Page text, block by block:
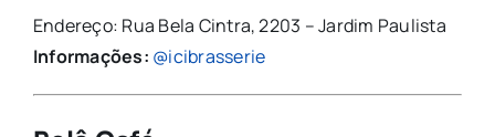
Endereço: Rua Bela Cintra, 2203 – Jardim Paulista
Informações: @icibrasserie